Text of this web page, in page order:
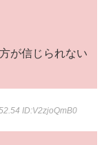
が信じられない
ID:V2zjoQmB0